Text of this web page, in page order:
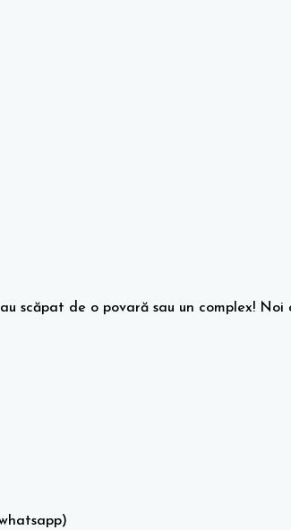
scăpat de o povară sau un complex!